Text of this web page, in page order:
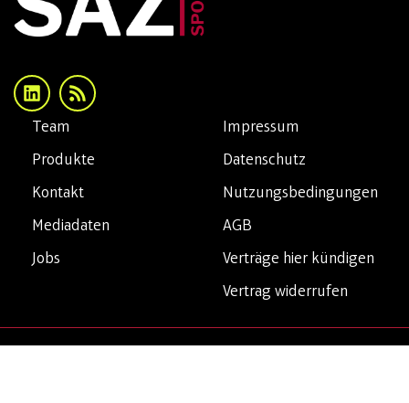
Impressum
Datenschutz
Nutzungsbedingungen
AGB
Verträge hier kündigen
Vertrag widerrufen
Team
Produkte
Kontakt
Mediadaten
Jobs